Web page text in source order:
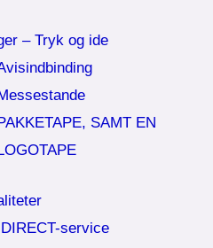
– Tryk og ide
SAMT EN
service